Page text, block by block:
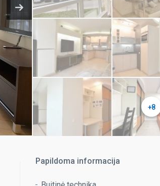
+8
Papildoma informacija